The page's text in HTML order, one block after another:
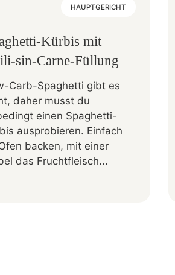
HAUPTGERICHT
Kürbis mit
sin-Carne-Füllung
Carb-Spaghetti gibt es
daher musst du
einen Spaghetti-
ausprobieren. Einfach
backen, mit einer
das Fruchtfleisch...